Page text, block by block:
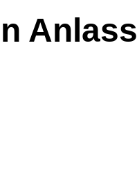
Anlass